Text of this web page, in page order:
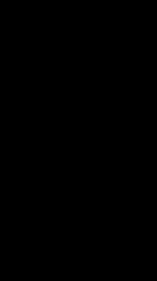
Процесс заказа
— без лишних